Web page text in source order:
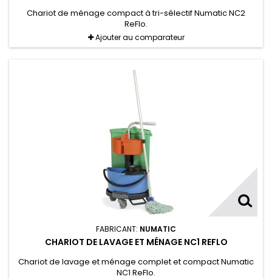
Chariot de ménage compact à tri-sélectif Numatic NC2
ReFlo.
Ajouter au comparateur
FABRICANT: NUMATIC
CHARIOT DE LAVAGE ET MÉNAGE NC1 REFLO
Chariot de lavage et ménage complet et compact Numatic
NC1 ReFlo.